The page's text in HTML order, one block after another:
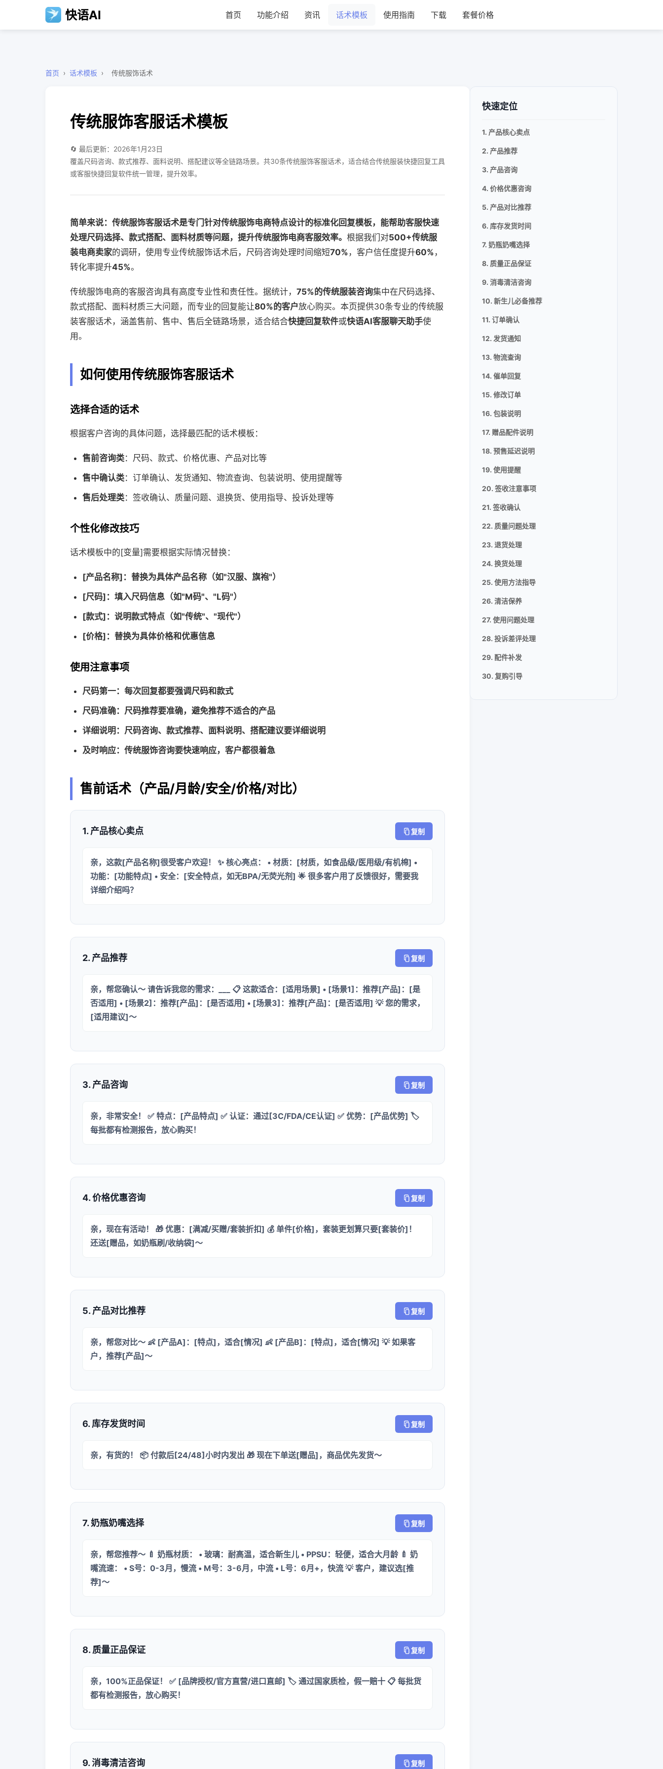
快语AI 首页 功能介绍 资讯 话术模板 使用指南 下载 套餐价格
首页 › 话术模板 › 传统服饰话术
传统服饰客服话术模板
🔄 最后更新：2026年1月23日
覆盖尺码咨询、款式推荐、面料说明、搭配建议等全链路场景。共30条传统服饰客服话术，适合结合传统服装快捷回复工具
或客服快捷回复软件统一管理，提升效率。
简单来说：传统服饰客服话术是专门针对传统服饰电商特点设计的标准化回复模板，能帮助客服快速
处理尺码选择、款式搭配、面料材质等问题，提升传统服饰电商客服效率。 根据我们对500+传统服
装电商卖家的调研，使用专业传统服饰话术后，尺码咨询处理时间缩短70% ，客户信任度提升60% ，
转化率提升45%。
传统服饰电商的客服咨询具有高度专业性和责任性。据统计， 75%的传统服装咨询集中在尺码选择、
款式搭配、面料材质三大问题，而专业的回复能让80%的客户放心购买。本页提供30条专业的传统服
装客服话术，涵盖售前、售中、售后全链路场景，适合结合快捷回复软件或快语AI客服聊天助手使
用。
如何使用传统服饰客服话术
选择合适的话术
根据客户咨询的具体问题，选择最匹配的话术模板：
售前咨询类：尺码、款式、价格优惠、产品对比等
售中确认类：订单确认、发货通知、物流查询、包装说明、使用提醒等
售后处理类：签收确认、质量问题、退换货、使用指导、投诉处理等
个性化修改技巧
话术模板中的[变量]需要根据实际情况替换：
[产品名称]：替换为具体产品名称（如"汉服、旗袍"）
[尺码]：填入尺码信息（如"M码"、"L码"）
[款式]：说明款式特点（如"传统"、"现代"）
[价格] ：替换为具体价格和优惠信息
使用注意事项
尺码第一：每次回复都要强调尺码和款式
尺码准确：尺码推荐要准确，避免推荐不适合的产品
详细说明 ：尺码咨询、款式推荐、面料说明、搭配建议要详细说明
及时响应：传统服饰咨询要快速响应，客户都很着急
售前话术（产品/月龄/安全/价格/对比）
1. 产品核心卖点 复制
亲，这款[产品名称]很受客户欢迎！ ✨ 核心亮点： • 材质：[材质，如食品级/医用级/有机棉] •
功能：[功能特点] • 安全：[安全特点，如无BPA/无荧光剂] 🌟 很多客户用了反馈很好，需要我
详细介绍吗？
2. 产品推荐 复制
亲，帮您确认～ 请告诉我您的需求：___ 📋 这款适合：[适用场景] • [场景1]：推荐[产品]：[是
否适用] • [场景2]：推荐[产品]：[是否适用] • [场景3]：推荐[产品]：[是否适用] 💡 您的需求，
[适用建议]～
3. 产品咨询 复制
亲，非常安全！ ✅ 特点：[产品特点] ✅ 认证：通过[3C/FDA/CE认证] ✅ 优势：[产品优势] 🏷️
每批都有检测报告，放心购买！
4. 价格优惠咨询 复制
亲，现在有活动！ 🎁 优惠：[满减/买赠/套装折扣] 💰 单件[价格]，套装更划算只要[套装价]！
还送[赠品，如奶瓶刷/收纳袋]～
5. 产品对比推荐 复制
亲，帮您对比～ 👶 [产品A]：[特点]，适合[情况] 👶 [产品B]：[特点]，适合[情况] 💡 如果客
户，推荐[产品]～
6. 库存发货时间 复制
亲，有货的！ 📦 付款后[24/48]小时内发出 🎁 现在下单送[赠品]，商品优先发货～
7. 奶瓶奶嘴选择 复制
亲，帮您推荐～ 🍼 奶瓶材质： • 玻璃：耐高温，适合新生儿 • PPSU：轻便，适合大月龄 🍼 奶
嘴流速： • S号：0-3月，慢流 • M号：3-6月，中流 • L号：6月+，快流 💡 客户，建议选[推
荐]～
8. 质量正品保证 复制
亲，100%正品保证！ ✅ [品牌授权/官方直营/进口直邮] 🏷️ 通过国家质检，假一赔十 📋 每批货
都有检测报告，放心购买！
9. 消毒清洁咨询 复制
快速定位
1. 产品核心卖点
2. 产品推荐
3. 产品咨询
4. 价格优惠咨询
5. 产品对比推荐
6. 库存发货时间
7. 奶瓶奶嘴选择
8. 质量正品保证
9. 消毒清洁咨询
10. 新生儿必备推荐
11. 订单确认
12. 发货通知
13. 物流查询
14. 催单回复
15. 修改订单
16. 包装说明
17. 赠品配件说明
18. 预售延迟说明
19. 使用提醒
20. 签收注意事项
21. 签收确认
22. 质量问题处理
23. 退货处理
24. 换货处理
25. 使用方法指导
26. 清洁保养
27. 使用问题处理
28. 投诉差评处理
29. 配件补发
30. 复购引导